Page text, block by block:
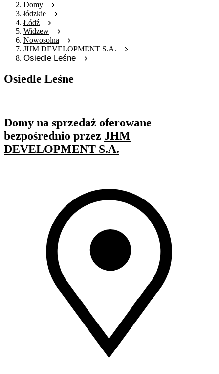
Domy
łódzkie
Łódź
Widzew
Nowosolna
JHM DEVELOPMENT S.A.
Osiedle Leśne
Osiedle Leśne
Domy na sprzedaż oferowane
bezpośrednio przez JHM
DEVELOPMENT S.A.